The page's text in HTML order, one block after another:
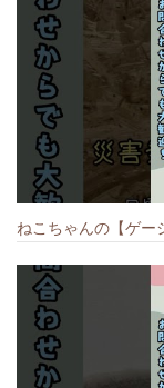
ねこちゃんの【ゲー